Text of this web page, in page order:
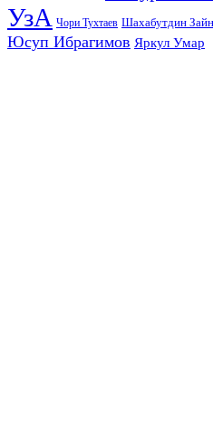
УзА Чори Тухтаев Шахабутдин
Юсуп Ибрагимов Яркул Умар